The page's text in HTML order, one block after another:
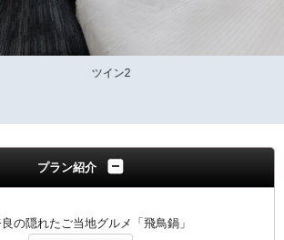
ツイン2
プラン紹介
の隠れたご当地グルメ「飛鳥鍋」